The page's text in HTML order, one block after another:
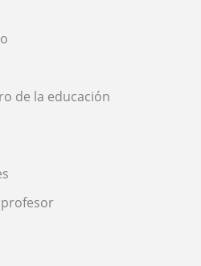
de la educación